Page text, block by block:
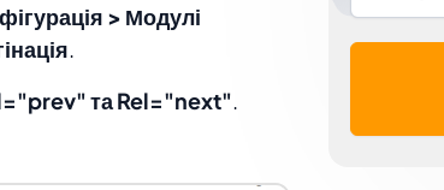
> Модулі
.
та Rel="next".